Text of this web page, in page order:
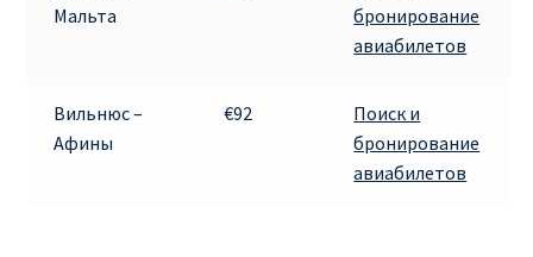
Мальта
бронирование
авиабилетов
Вильнюс –
Афины
€92
Поиск и
бронирование
авиабилетов